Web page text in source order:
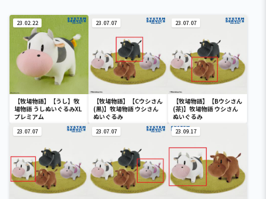
23.02.22
【牧場物語】【うし】牧
場物語 うしぬいぐるみXL
プレミアム
23.07.07
【牧場物語】【Cウシさん
(黒)】牧場物語 ウシさん
ぬいぐるみ
23.07.07
【牧場物語】【Bウシさん
(茶)】牧場物語 ウシさん
ぬいぐるみ
23.07.07 23.07.07 23.09.17